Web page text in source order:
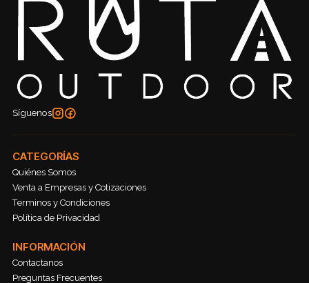
Síguenos
CATEGORÍAS
Quiénes Somos
Venta a Empresas y Cotizaciones
Terminos y Condiciones
Política de Privacidad
INFORMACIÓN
Contactanos
Preguntas Frecuentes